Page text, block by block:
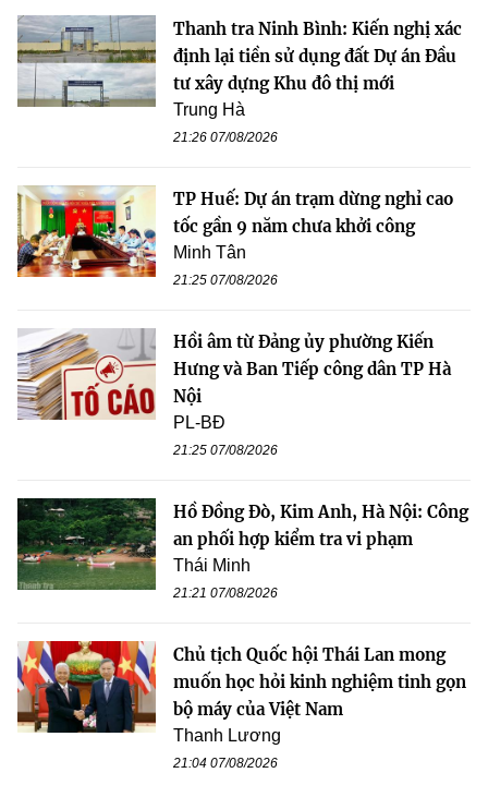
Thanh tra Ninh Bình: Kiến nghị xác
định lại tiền sử dụng đất Dự án Đầu
tư xây dựng Khu đô thị mới
Trung Hà
21:26 07/08/2026
TP Huế: Dự án trạm dừng nghỉ cao
tốc gần 9 năm chưa khởi công
Minh Tân
21:25 07/08/2026
Hồi âm từ Đảng ủy phường Kiến
Hưng và Ban Tiếp công dân TP Hà
Nội
PL-BĐ
21:25 07/08/2026
Hồ Đồng Đò, Kim Anh, Hà Nội: Công
an phối hợp kiểm tra vi phạm
Thái Minh
21:21 07/08/2026
Chủ tịch Quốc hội Thái Lan mong
muốn học hỏi kinh nghiệm tinh gọn
bộ máy của Việt Nam
Thanh Lương
21:04 07/08/2026